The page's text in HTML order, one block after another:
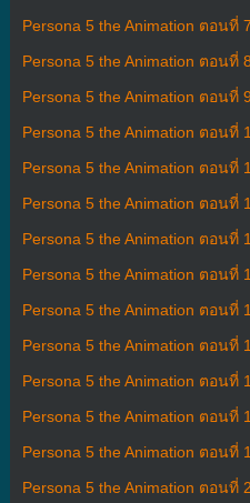
Persona 5 the Animation ตอนที่
Persona 5 the Animation ตอนที่
Persona 5 the Animation ตอนที่
Persona 5 the Animation ตอนที่
Persona 5 the Animation ตอนที่
Persona 5 the Animation ตอนที่
Persona 5 the Animation ตอนที่
Persona 5 the Animation ตอนที่
Persona 5 the Animation ตอนที่
Persona 5 the Animation ตอนที่
Persona 5 the Animation ตอนที่
Persona 5 the Animation ตอนที่
Persona 5 the Animation ตอนที่
Persona 5 the Animation ตอนที่